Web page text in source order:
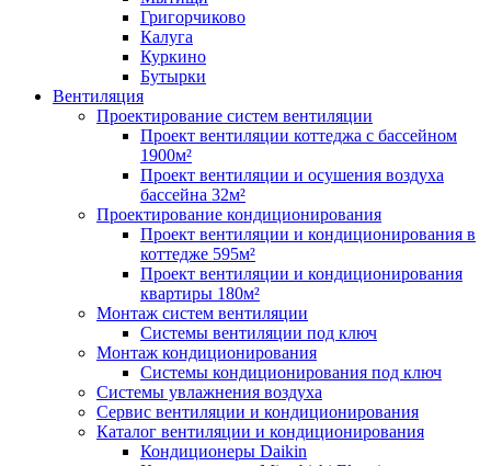
Григорчиково
Калуга
Куркино
Бутырки
Вентиляция
Проектирование систем вентиляции
Проект вентиляции коттеджа с бассейном
1900м²
Проект вентиляции и осушения воздуха
бассейна 32м²
Проектирование кондиционирования
Проект вентиляции и кондиционирования в
коттедже 595м²
Проект вентиляции и кондиционирования
квартиры 180м²
Монтаж систем вентиляции
Системы вентиляции под ключ
Монтаж кондиционирования
Системы кондиционирования под ключ
Системы увлажнения воздуха
Сервис вентиляции и кондиционирования
Каталог вентиляции и кондиционирования
Кондиционеры Daikin